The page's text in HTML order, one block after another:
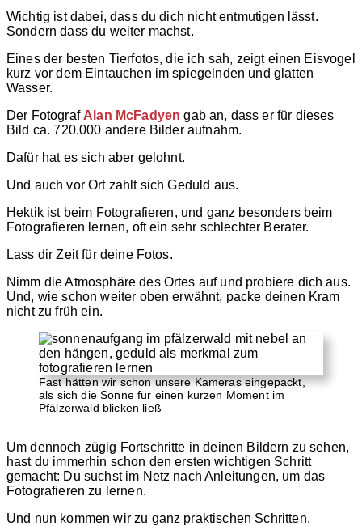
Wichtig ist dabei, dass du dich nicht entmutigen lässt.
Sondern dass du weiter machst.
Eines der besten Tierfotos, die ich sah, zeigt einen Eisvogel
kurz vor dem Eintauchen im spiegelnden und glatten
Wasser.
Der Fotograf Alan McFadyen gab an, dass er für dieses
Bild ca. 720.000 andere Bilder aufnahm.
Dafür hat es sich aber gelohnt.
Und auch vor Ort zahlt sich Geduld aus.
Hektik ist beim Fotografieren, und ganz besonders beim
Fotografieren lernen, oft ein sehr schlechter Berater.
Lass dir Zeit für deine Fotos.
Nimm die Atmosphäre des Ortes auf und probiere dich aus.
Und, wie schon weiter oben erwähnt, packe deinen Kram
nicht zu früh ein.
Fast hätten wir schon unsere Kameras eingepackt,
als sich die Sonne für einen kurzen Moment im
Pfälzerwald blicken ließ
Um dennoch zügig Fortschritte in deinen Bildern zu sehen,
hast du immerhin schon den ersten wichtigen Schritt
gemacht: Du suchst im Netz nach Anleitungen, um das
Fotografieren zu lernen.
Und nun kommen wir zu ganz praktischen Schritten.